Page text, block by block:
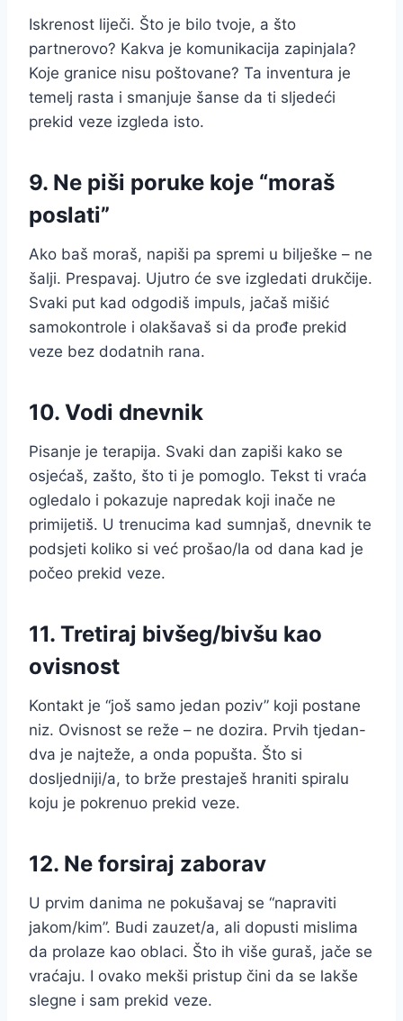
Iskrenost liječi. Što je bilo tvoje, a što
partnerovo? Kakva je komunikacija zapinjala?
Koje granice nisu poštovane? Ta inventura je
temelj rasta i smanjuje šanse da ti sljedeći
prekid veze izgleda isto.
9. Ne piši poruke koje “moraš
poslati”
Ako baš moraš, napiši pa spremi u bilješke – ne
šalji. Prespavaj. Ujutro će sve izgledati drukčije.
Svaki put kad odgodiš impuls, jačaš mišić
samokontrole i olakšavaš si da prođe prekid
veze bez dodatnih rana.
10. Vodi dnevnik
Pisanje je terapija. Svaki dan zapiši kako se
osjećaš, zašto, što ti je pomoglo. Tekst ti vraća
ogledalo i pokazuje napredak koji inače ne
primijetiš. U trenucima kad sumnjaš, dnevnik te
podsjeti koliko si već prošao/la od dana kad je
počeo prekid veze.
11. Tretiraj bivšeg/bivšu kao
ovisnost
Kontakt je “još samo jedan poziv” koji postane
niz. Ovisnost se reže – ne dozira. Prvih tjedan-
dva je najteže, a onda popušta. Što si
dosljedniji/a, to brže prestaješ hraniti spiralu
koju je pokrenuo prekid veze.
12. Ne forsiraj zaborav
U prvim danima ne pokušavaj se “napraviti
jakom/kim”. Budi zauzet/a, ali dopusti mislima
da prolaze kao oblaci. Što ih više guraš, jače se
vraćaju. I ovako mekši pristup čini da se lakše
slegne i sam prekid veze.